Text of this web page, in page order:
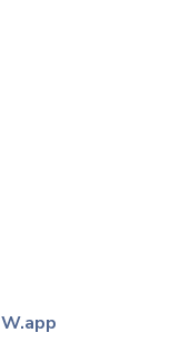
W.app